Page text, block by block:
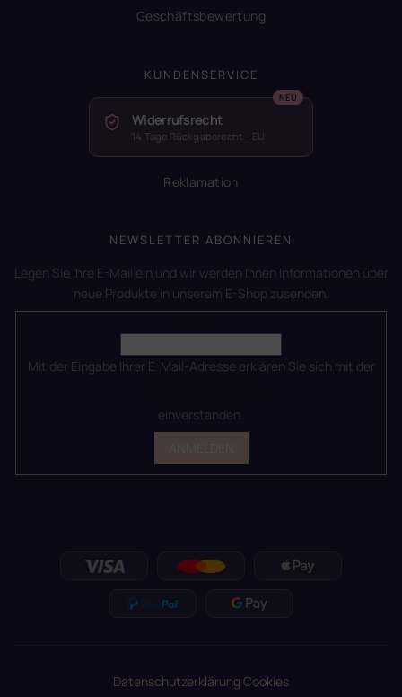
Geschäftsbewertung
KUNDENSERVICE
Widerrufsrecht
14 Tage Rückgaberecht – EU
Reklamation
NEWSLETTER ABONNIEREN
Legen Sie Ihre E-Mail ein und wir werden Ihnen Informationen über
neue Produkte in unserem E-Shop zusenden.
Mit der Eingabe Ihrer E-Mail-Adresse erklären Sie sich mit der
einverstanden.
DatenschutzerklärungCookies